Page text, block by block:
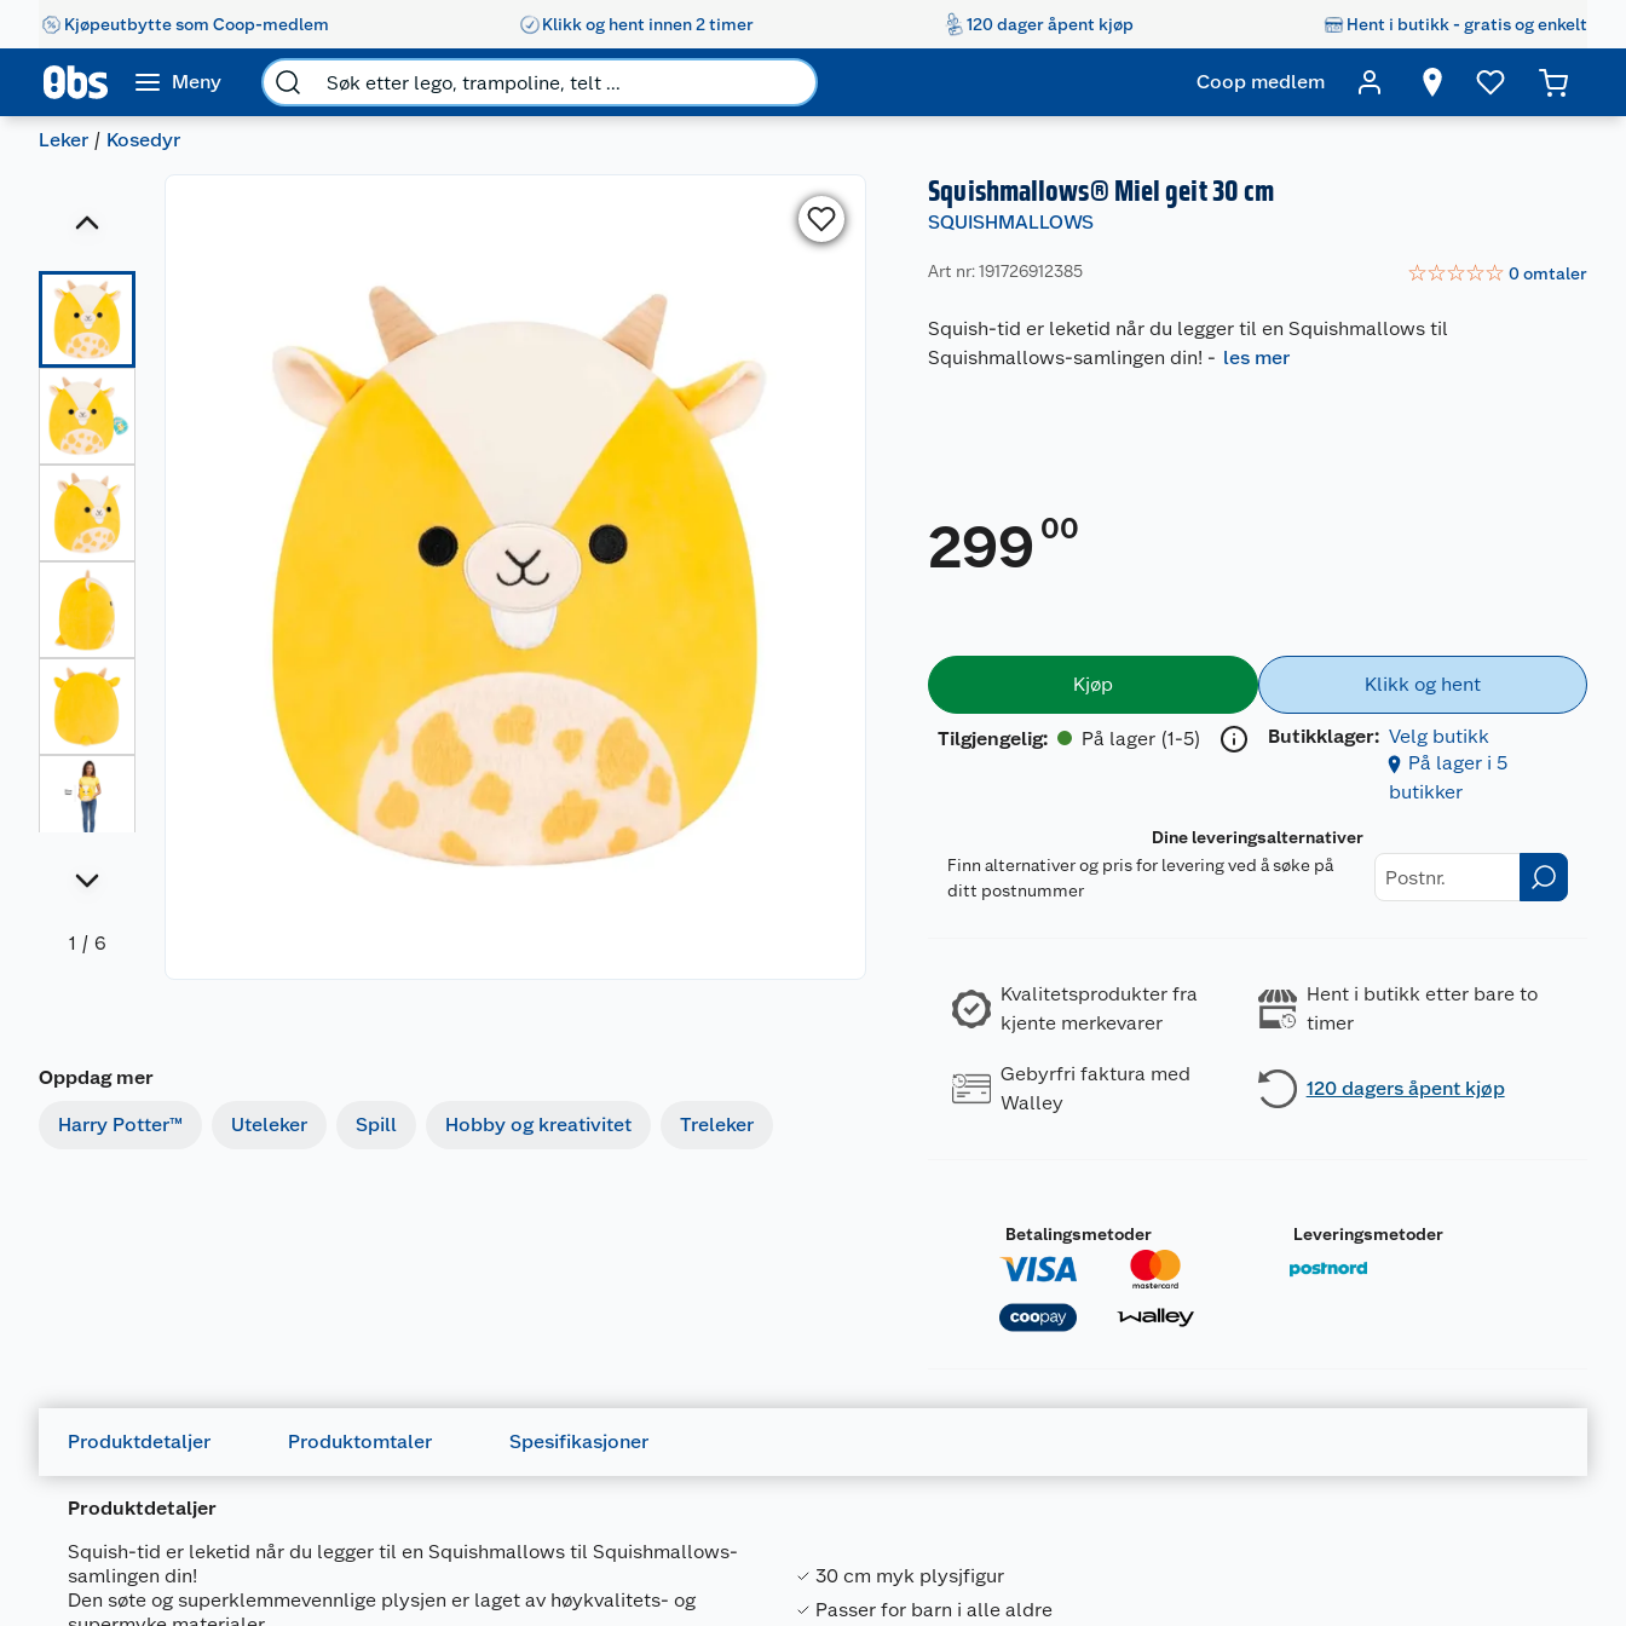
Kjøpeutbytte som Coop-medlem Klikk og hent innen 2 timer 120 dager åpent kjøp Hent i butikk - gratis og enkelt
Meny Coop medlem
Leker Kosedyr
1 / 6
Oppdag mer
Harry Potter™ Uteleker Spill Hobby og kreativitet Treleker
Squishmallows® Miel geit 30 cm
SQUISHMALLOWS
Art nr: 191726912385 ☆☆☆☆☆ 0omtaler
Squish-tid er leketid når du legger til en Squishmallows til
Squishmallows-samlingen din! - les mer
299 00
Kjøp
Tilgjengelig: På lager (1-5)
Klikk og hent
Butikklager: Velg butikk
På lager i 5
butikker
Dine leveringsalternativer
Finn alternativer og pris for levering ved å søke på
ditt postnummer
Kvalitetsprodukter fra
kjente merkevarer
Hent i butikk etter bare to
timer
Gebyrfri faktura med
Walley
120 dagers åpent kjøp
Betalingsmetoder Leveringsmetoder
Produktdetaljer Produktomtaler Spesifikasjoner
Produktdetaljer
Squish-tid er leketid når du legger til en Squishmallows til Squishmallows-
samlingen din!
Den søte og superklemmevennlige plysjen er laget av høykvalitets- og
30 cm myk plysjfigur
Passer for barn i alle aldre